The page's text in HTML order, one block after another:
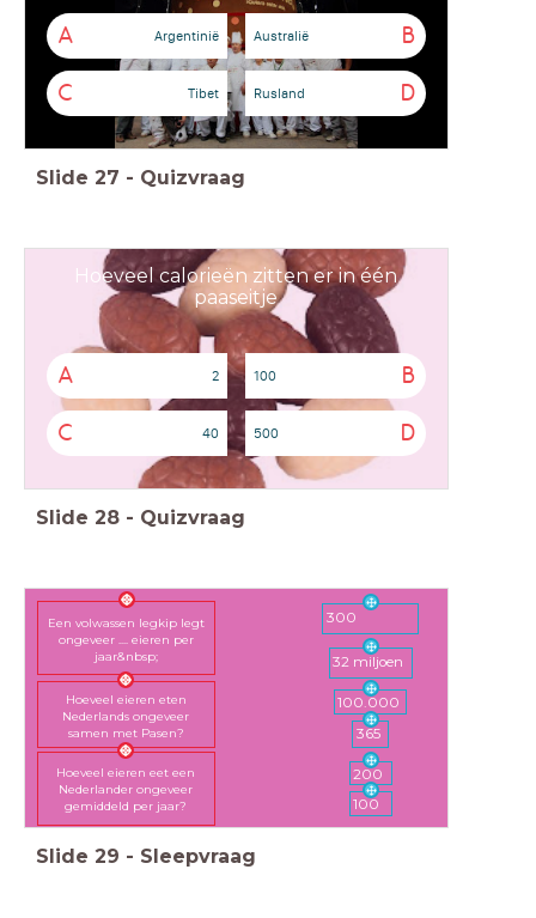
A Argentinië B
Australië
C Tibet D
Rusland
Slide 27 - Quizvraag
Hoeveel calorieën zitten er in één
paaseitje
A 2 B
100
C 40 D
500
Slide 28 - Quizvraag
Een volwassen legkip legt
ongeveer .... eieren per
jaar&nbsp;
Hoeveel eieren eten
Nederlands ongeveer
samen met Pasen?
Hoeveel eieren eet een
Nederlander ongeveer
gemiddeld per jaar?
300
32 miljoen
100.000
365
200
100
Slide 29 - Sleepvraag